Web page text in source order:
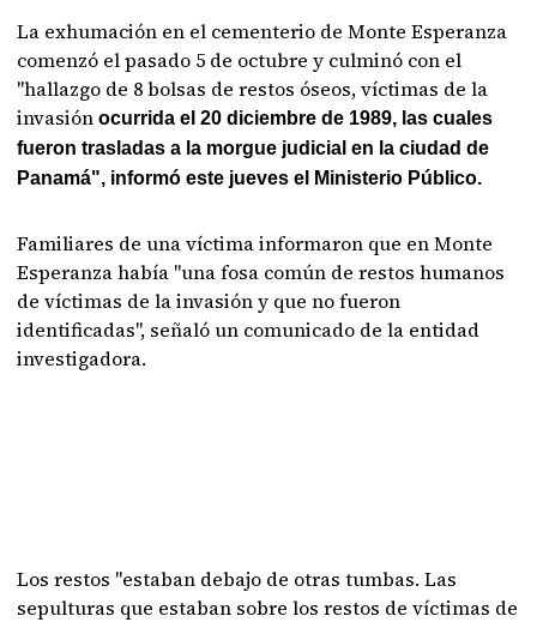
La exhumación en el cementerio de Monte Esperanza
comenzó el pasado 5 de octubre y culminó con el
"hallazgo de 8 bolsas de restos óseos, víctimas de la
invasiónocurrida el 20 diciembre de 1989, las cuales
fueron trasladas a la morgue judicial en la ciudad de
Panamá", informó este jueves el Ministerio Público.
Familiares de una víctima informaron que en Monte
Esperanza había "una fosa común de restos humanos
de víctimas de la invasión y que no fueron
identificadas", señaló un comunicado de la entidad
investigadora.
Los restos "estaban debajo de otras tumbas. Las
sepulturas que estaban sobre los restos de víctimas de